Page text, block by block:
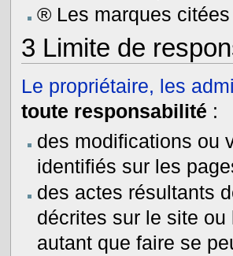
® Les marques
3 Limite de
Le propriétaire, les
toute responsabilité :
des modifications ou
identifiés sur les
des actes résultants
décrites sur le site
autant que faire se